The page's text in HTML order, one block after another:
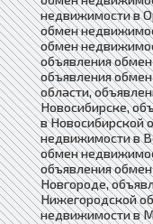
недвижимости в
обмен
обмен
объявления
объявления
области,
Новосибирске,
в Новосибирской
недвижимости в
обмен
объявления
Новгороде,
Нижегородской
недвижимости в